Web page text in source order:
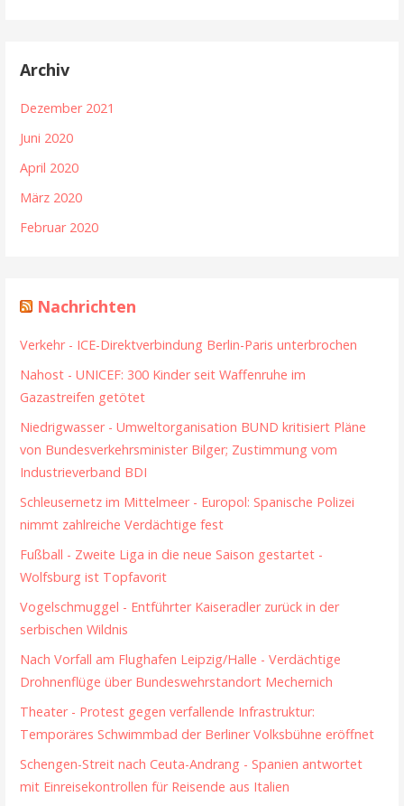
Archiv
Dezember 2021
Juni 2020
April 2020
März 2020
Februar 2020
Nachrichten
Verkehr - ICE-Direktverbindung Berlin-Paris unterbrochen
Nahost - UNICEF: 300 Kinder seit Waffenruhe im
Gazastreifen getötet
Niedrigwasser - Umweltorganisation BUND kritisiert Pläne
von Bundesverkehrsminister Bilger; Zustimmung vom
Industrieverband BDI
Schleusernetz im Mittelmeer - Europol: Spanische Polizei
nimmt zahlreiche Verdächtige fest
Fußball - Zweite Liga in die neue Saison gestartet -
Wolfsburg ist Topfavorit
Vogelschmuggel - Entführter Kaiseradler zurück in der
serbischen Wildnis
Nach Vorfall am Flughafen Leipzig/Halle - Verdächtige
Drohnenflüge über Bundeswehrstandort Mechernich
Theater - Protest gegen verfallende Infrastruktur:
Temporäres Schwimmbad der Berliner Volksbühne eröffnet
Schengen-Streit nach Ceuta-Andrang - Spanien antwortet
mit Einreisekontrollen für Reisende aus Italien